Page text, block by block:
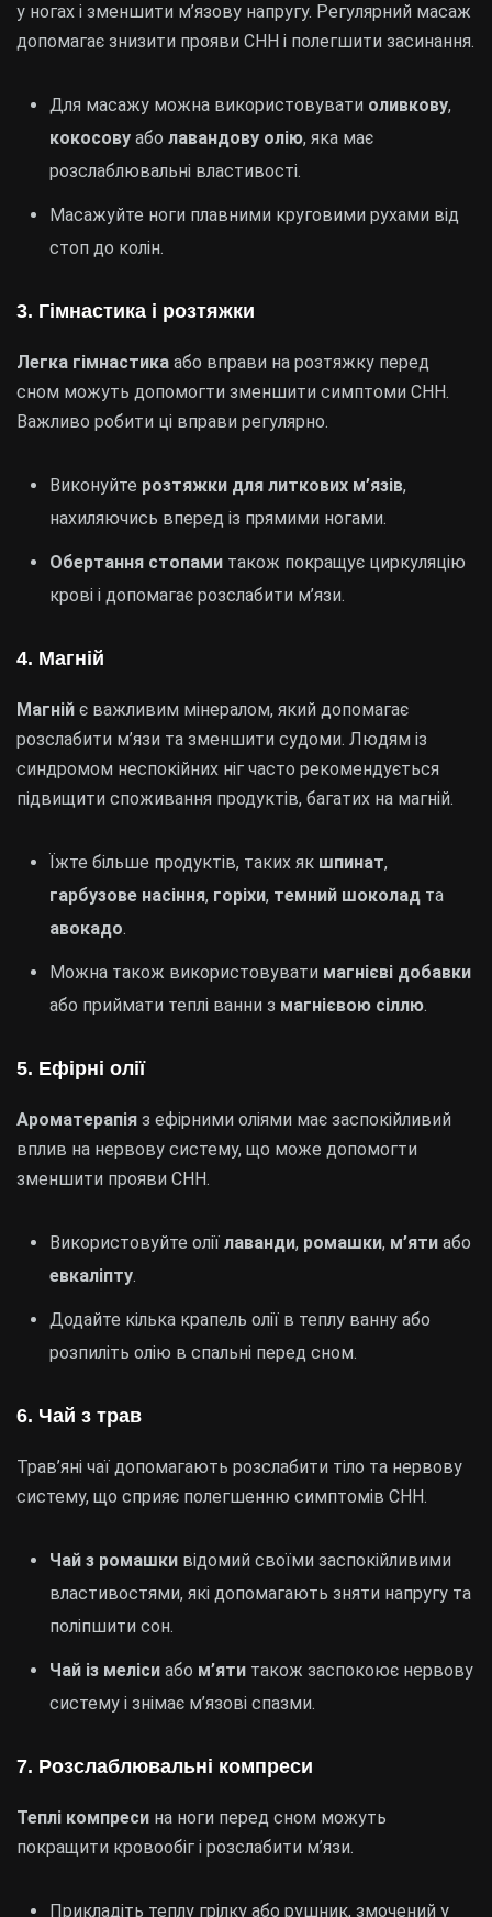
у ногах і зменшити м’язову напругу. Регулярний масаж
допомагає знизити прояви СНН і полегшити засинання.
Для масажу можна використовувати оливкову,
кокосову або лавандову олію, яка має
розслаблювальні властивості.
Масажуйте ноги плавними круговими рухами від
стоп до колін.
3. Гімнастика і розтяжки
Легка гімнастика або вправи на розтяжку перед
сном можуть допомогти зменшити симптоми СНН.
Важливо робити ці вправи регулярно.
Виконуйте розтяжки для литкових м’язів,
нахиляючись вперед із прямими ногами.
Обертання стопами також покращує циркуляцію
крові і допомагає розслабити м’язи.
4. Магній
Магній є важливим мінералом, який допомагає
розслабити м’язи та зменшити судоми. Людям із
синдромом неспокійних ніг часто рекомендується
підвищити споживання продуктів, багатих на магній.
Їжте більше продуктів, таких як шпинат,
гарбузове насіння, горіхи, темний шоколад та
авокадо.
Можна також використовувати магнієві добавки
або приймати теплі ванни з магнієвою сіллю.
5. Ефірні олії
Ароматерапія з ефірними оліями має заспокійливий
вплив на нервову систему, що може допомогти
зменшити прояви СНН.
Використовуйте олії лаванди, ромашки, м’яти або
евкаліпту.
Додайте кілька крапель олії в теплу ванну або
розпиліть олію в спальні перед сном.
6. Чай з трав
Трав’яні чаї допомагають розслабити тіло та нервову
систему, що сприяє полегшенню симптомів СНН.
Чай з ромашки відомий своїми заспокійливими
властивостями, які допомагають зняти напругу та
поліпшити сон.
Чай із меліси або м’яти також заспокоює нервову
систему і знімає м’язові спазми.
7. Розслаблювальні компреси
Теплі компреси на ноги перед сном можуть
покращити кровообіг і розслабити м’язи.
Прикладіть теплу грілку або рушник, змочений у